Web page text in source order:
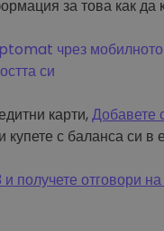
за това как да
чрез
си
карти,Добавете
и купете с баланса си в
получете отговори